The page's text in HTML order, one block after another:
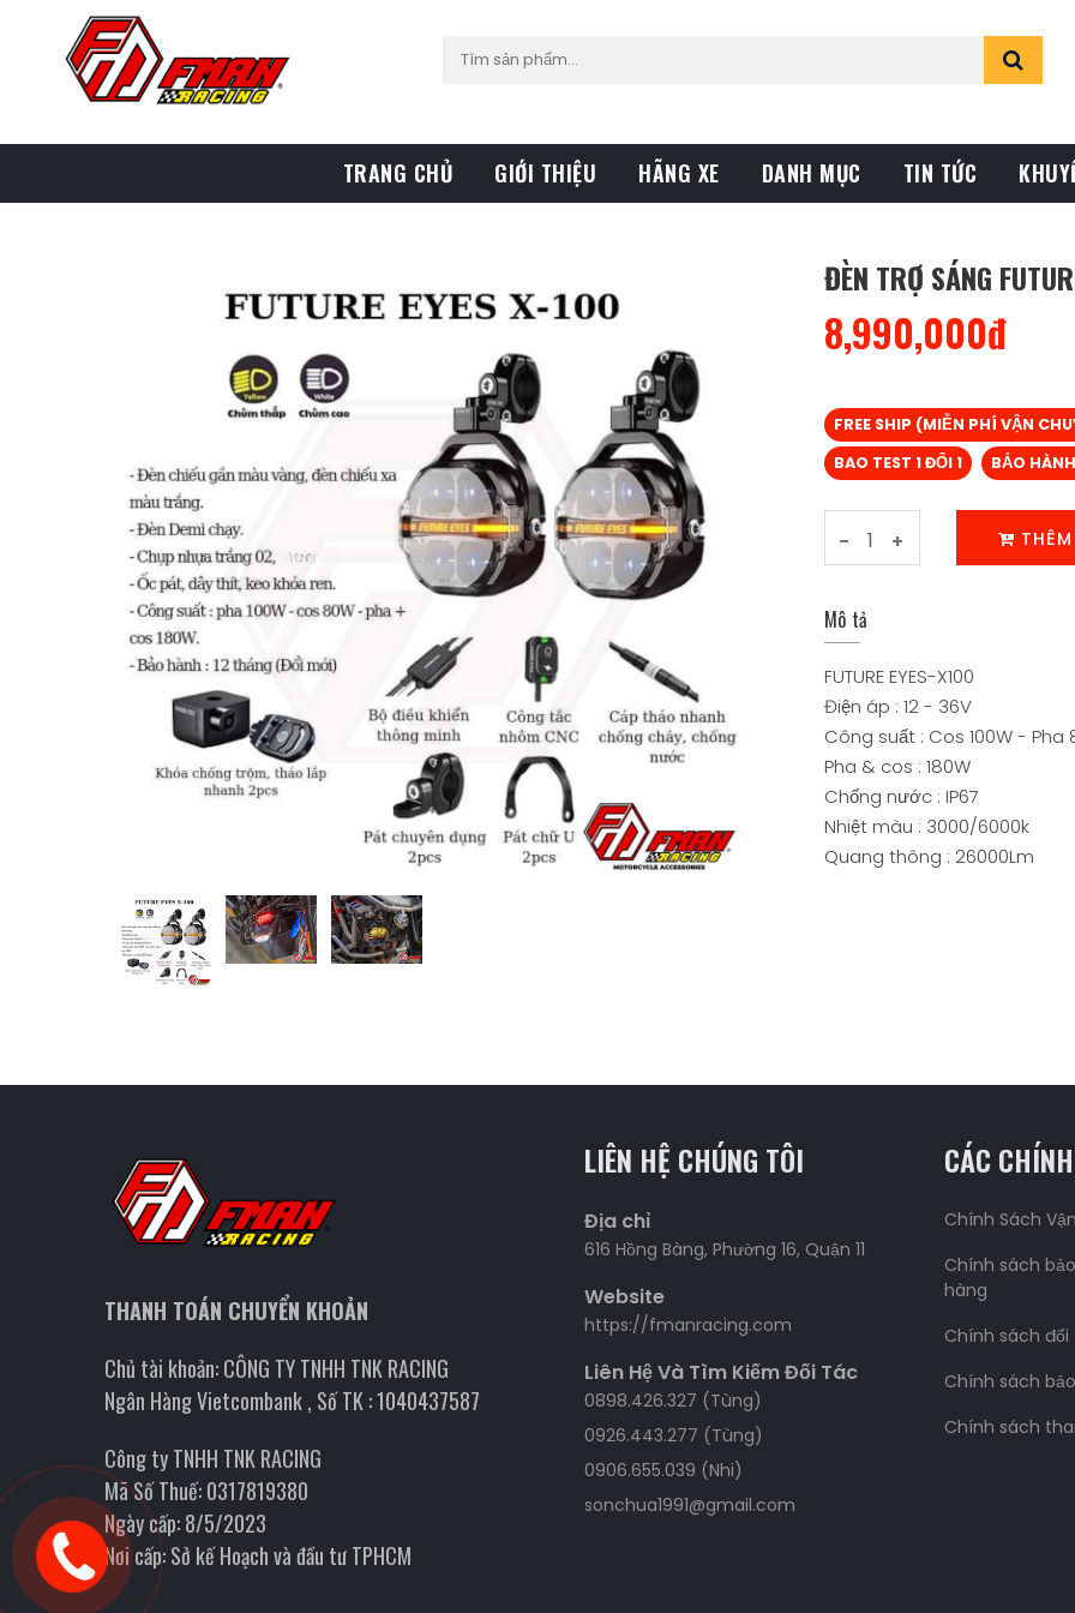
TRANG CHỦ GIỚI THIỆU HÃNG XE DANH MỤC TIN TỨC
ĐÈN TRỢ SÁNG
8,990,000đ
FREE SHIP (MIỄN PHÍ VẬN
BAO TEST 1 ĐỔI 1
BẢO
- +
Mô tả
FUTURE EYES-X100
Điện áp : 12 - 36V
Công suất : Cos 100W - Pha
Pha & cos : 180W
Chống nước : IP67
Nhiệt màu : 3000/6000k
Quang thông : 26000Lm
THANH TOÁN CHUYỂN KHOẢN
Chủ tài khoản: CÔNG TY TNHH TNK RACING
Ngân Hàng Vietcombank , Số TK : 1040437587
Công ty TNHH TNK RACING
Mã Số Thuế: 0317819380
Ngày cấp: 8/5/2023
Nơi cấp: Sở kế Hoạch và đầu tư TPHCM
LIÊN HỆ CHÚNG TÔI
Địa chỉ
616 Hồng Bàng, Phường 16, Quận 11
Website
https://fmanracing.com
Liên Hệ Và Tìm Kiếm Đối Tác
0898.426.327 (Tùng)
0926.443.277 (Tùng)
0906.655.039 (Nhi)
sonchua1991@gmail.com
CÁC
Chính Sách
Chính sách
hàng
Chính sách
Chính sách
Chính sách